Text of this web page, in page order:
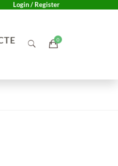
Login / Register